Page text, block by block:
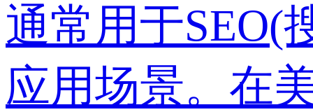
通常用于SEO(
应用场景。在